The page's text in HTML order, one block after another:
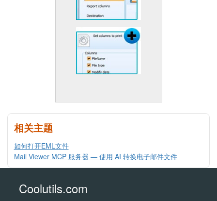
相关主题
如何打开EML文件
Mail Viewer MCP 服务器 — 使用 AI 转换电子邮件文件
Coolutils.com